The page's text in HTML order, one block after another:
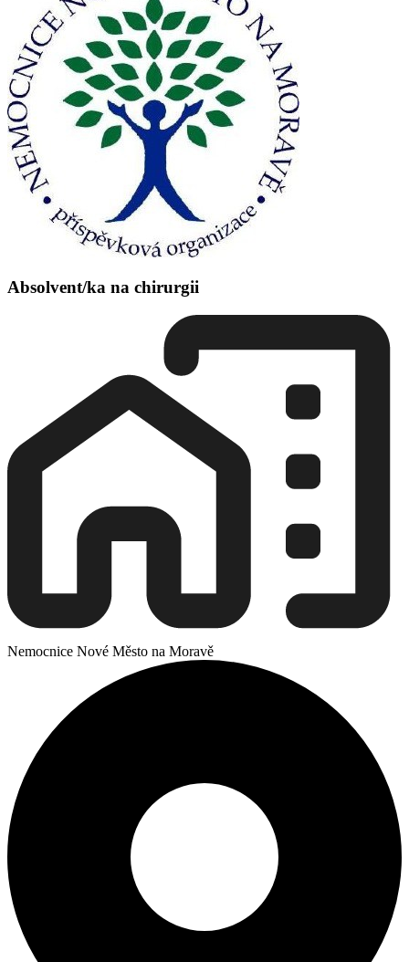
Absolvent/ka na chirurgii
Nemocnice Nové Město na Moravě